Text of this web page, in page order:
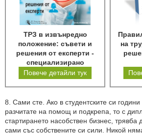
ТРЗ в извънредно
положение: съвети и
решения от експерти -
специализирано
електронно издание
Повече детайли тук
на
8. Сами сте. Ако в студентските си
разчитате на помощ и подкрепа, то с
стартирането насобствен бизнес, трявба
сами със собствените си сили. Никой